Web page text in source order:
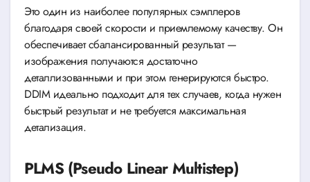
Это один из наиболее популярных сэмплеров
благодаря своей скорости и приемлемому качеству. Он
обеспечивает сбалансированный результат —
изображения получаются достаточно
деталлизованными и при этом генерируются быстро.
DDIM идеально подходит для тех случаев, когда нужен
быстрый результат и не требуется максимальная
детализация.
PLMS (Pseudo Linear Multistep)